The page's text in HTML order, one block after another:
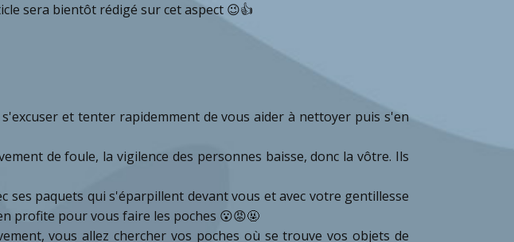
sera bientôt rédigé sur cet aspect 😉👍
et tenter rapidemment de vous aider à nettoyer puis s'en
de foule, la vigilence des personnes baisse, donc la vôtre. Ils
ses paquets qui s'éparpillent devant vous et avec votre gentillesse
profite pour vous faire les poches 😮😡🤬
vous allez chercher vos poches où se trouve vos objets de